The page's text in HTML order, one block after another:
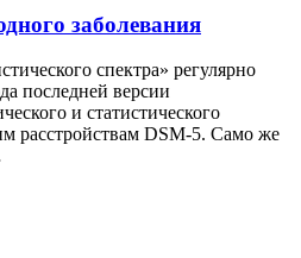
заболевания
спектра» регулярно
последней версии
и статистического
расстройствам DSM-5. Само же